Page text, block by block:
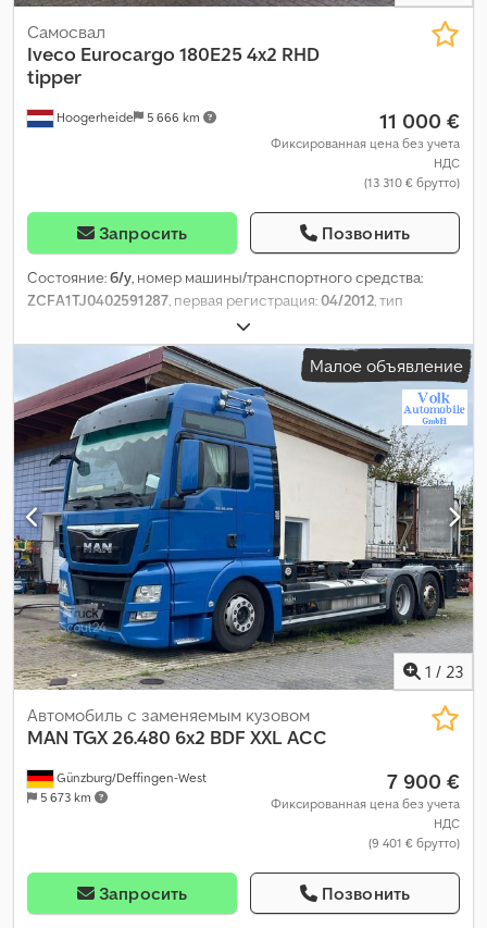
Hoogerheide 5 666 km
Самосвал
Iveco Eurocargo 180E25 4x2 RHD
tipper
11 000 €
Фиксированная цена без учета
НДС
(13 310 € брутто)
Запросить Позвонить
Состояние:б/у, номер машины/транспортного средства:
ZCFA1TJ0402591287 , первая регистрация:04/2012 , тип
, размер шины:315/70 R22.5
осей:4x2, колесная база:4 190 мм, топливо:дизель, ёмкость
топливного бака:200 л, цвет:другое
, кабина водителя:
дневная кабина, тип передачи:автоматический
, класс
выбросов:Евро 5, подвеска:сталь, общая длина: 7 300 мм,
общая ширина:2 500 мм, общая высота:3 000 мм, длина
грузового отсека:
4 600 мм, ширина пространства для
загрузки:2 400 мм, высота грузового отсека: 700 мм, Год
выпуска:2012, Оборудование: блокировка дифференциала
Малое объявление
1 / 23
Günzburg/Deffingen-West
5 673 km
Автомобиль с заменяемым кузовом
MAN TGX 26.480 6x2 BDF XXL ACC
7 900 €
Фиксированная цена без учета
НДС
(9 401 € брутто)
Запросить Позвонить